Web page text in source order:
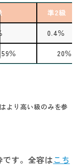
準2級
0.4％
59％ 20％
より高い級のみを参
す。全容はこち